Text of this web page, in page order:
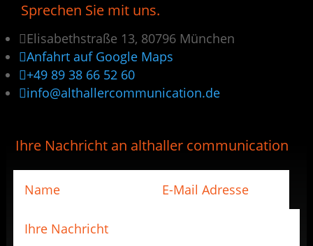
Sprechen Sie mit uns.
Elisabethstraße 13, 80796 München
Anfahrt auf Google Maps
+49 89 38 66 52 60
info@althallercommunication.de
Ihre Nachricht an althaller communication